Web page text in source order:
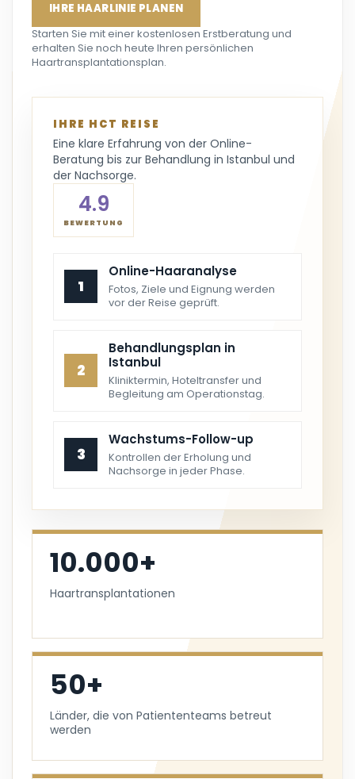
IHRE HAARLINIE PLANEN
Starten Sie mit einer kostenlosen Erstberatung und
erhalten Sie noch heute Ihren persönlichen
Haartransplantationsplan.
IHRE HCT REISE
Eine klare Erfahrung von der Online-
Beratung bis zur Behandlung in Istanbul und
der Nachsorge.
4.9
BEWERTUNG
1
Online-Haaranalyse
Fotos, Ziele und Eignung werden
vor der Reise geprüft.
2
Behandlungsplan in
Istanbul
Kliniktermin, Hoteltransfer und
Begleitung am Operationstag.
3
Wachstums-Follow-up
Kontrollen der Erholung und
Nachsorge in jeder Phase.
10.000+
Haartransplantationen
50+
Länder, die von Patiententeams betreut
werden